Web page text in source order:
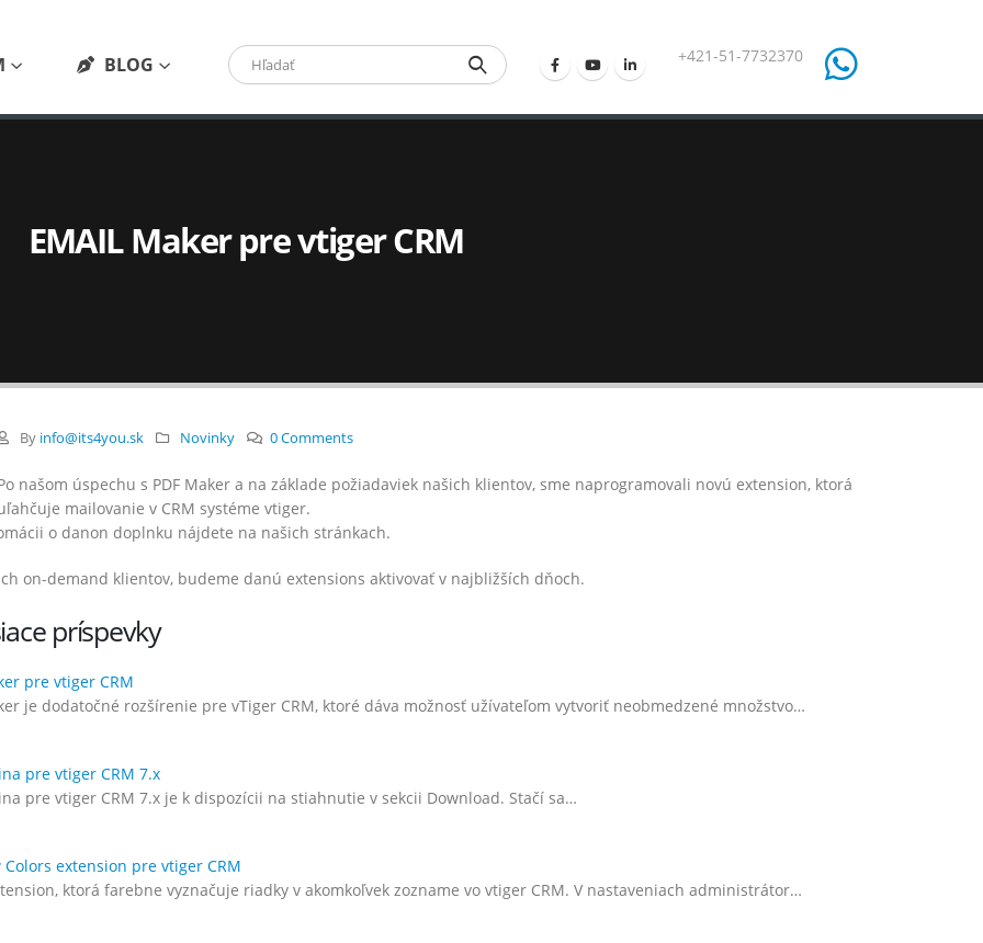
BLOG +421-51-7732370
EMAIL Maker pre vtiger CRM
By info@its4you.sk Novinky 0 Comments
našom úspechu s PDF Maker a na základe požiadaviek našich klientov, sme naprogramovali novú extension, ktorá
mailovanie v CRM systéme vtiger.
o danon doplnku nájdete na našich stránkach.
on-demand klientov, budeme danú extensions aktivovať v najbližších dňoch.
príspevky
pre vtiger CRM
je dodatočné rozšírenie pre vTiger CRM, ktoré dáva možnosť užívateľom vytvoriť neobmedzené množstvo…
pre vtiger CRM 7.x
pre vtiger CRM 7.x je k dispozícii na stiahnutie v sekcii Download. Stačí sa…
Colors extension pre vtiger CRM
ktorá farebne vyznačuje riadky v akomkoľvek zozname vo vtiger CRM. V nastaveniach administrátor…